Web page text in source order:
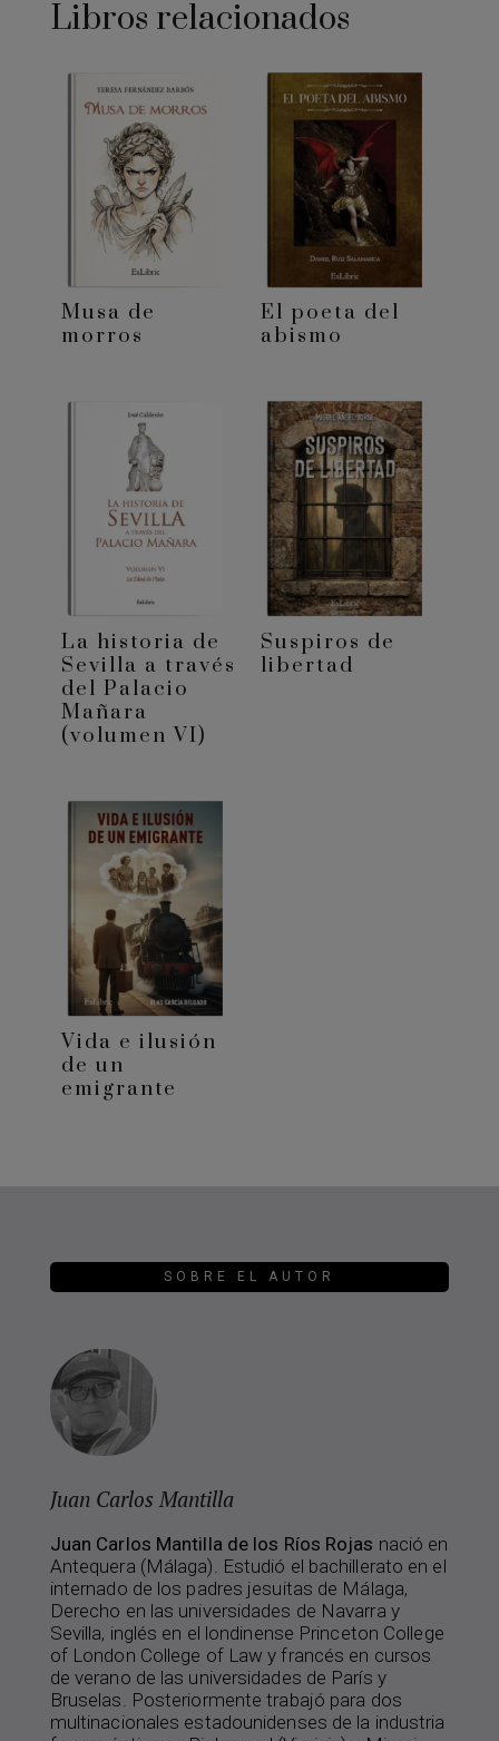
SOBRE EL AUTOR
Juan Carlos Mantilla
Juan Carlos Mantilla de los Ríos Rojas nació en
Antequera (Málaga). Estudió el bachillerato en el
internado de los padres jesuitas de Málaga,
Derecho en las universidades de Navarra y
Sevilla, inglés en el londinense Princeton College
of London College of Law y francés en cursos
de verano de las universidades de París y
Bruselas. Posteriormente trabajó para dos
multinacionales estadounidenses de la industria
Libros relacionados
Musa de
morros
El poeta del
abismo
La historia de
Sevilla a través
del Palacio
Mañara
(volumen VI)
Suspiros de
libertad
Vida e ilusión
de un
emigrante